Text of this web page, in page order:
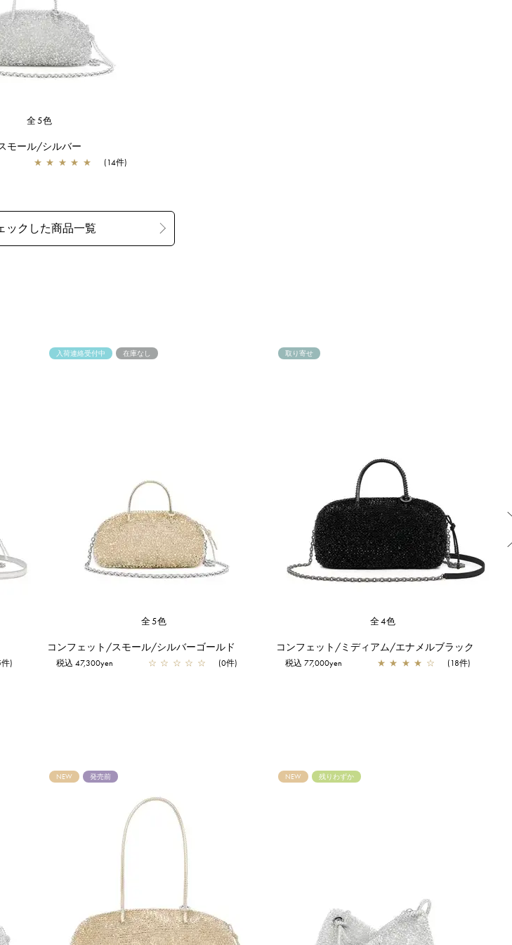
全5色
モール/シルバー
★ ★ ★ ★ ★ (14件)
)
入荷連絡受付中 在庫なし
全5色
コンフェット/スモール/シルバーゴールド
税込 47,300yen ☆ ☆ ☆ ☆ ☆ (0件)
取り寄せ
全4色
コンフェット/ミディアム/エナメルブラック
税込 77,000yen ★ ★ ★ ★ ☆ (18件)
NEW 発売前 NEW 残りわずか